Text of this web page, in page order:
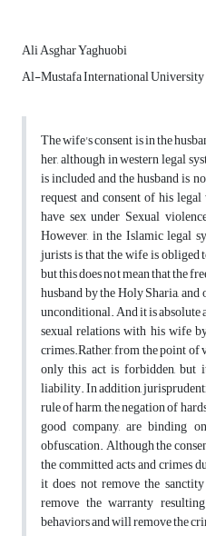
Ali Asghar Yaghuobi
Al-Mustafa International University
The wife's consent is in the
her, although in western legal
is included and the husband is
request and consent of his
have sex under Sexual
However, in the Islamic legal
jurists is that the wife is obliged
but this does not mean that the
husband by the Holy Sharia,
unconditional. And it is absolute
sexual relations with his wife
crimes.Rather, from the point
only this act is forbidden,
liability. In addition,
rule of harm, the negation of
good company, are binding
obfuscation. Although the
the committed acts and crimes
it does not remove the
remove the warranty
behaviors and will remove the